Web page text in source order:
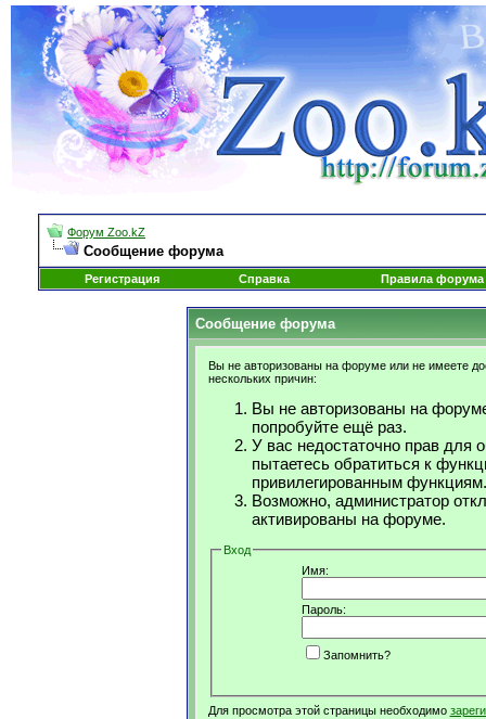
Форум Zoo.kZ
Сообщение форума
Регистрация Справка Правила форума
Сообщение форума
Вы не авторизованы на форуме или не имеете
нескольких причин:
Вы не авторизованы на
попробуйте ещё раз.
У вас недостаточно прав для
пытаетесь обратиться к
привилегированным функциям.
Возможно, администратор
активированы на форуме.
Вход
Имя:
Пароль:
Запомнить?
Для просмотра этой страницы необходимо